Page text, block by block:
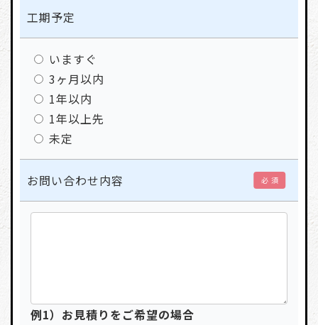
工期予定
いますぐ
3ヶ月以内
1年以内
1年以上先
未定
お問い合わせ内容 必 須
例1）お見積りをご希望の場合